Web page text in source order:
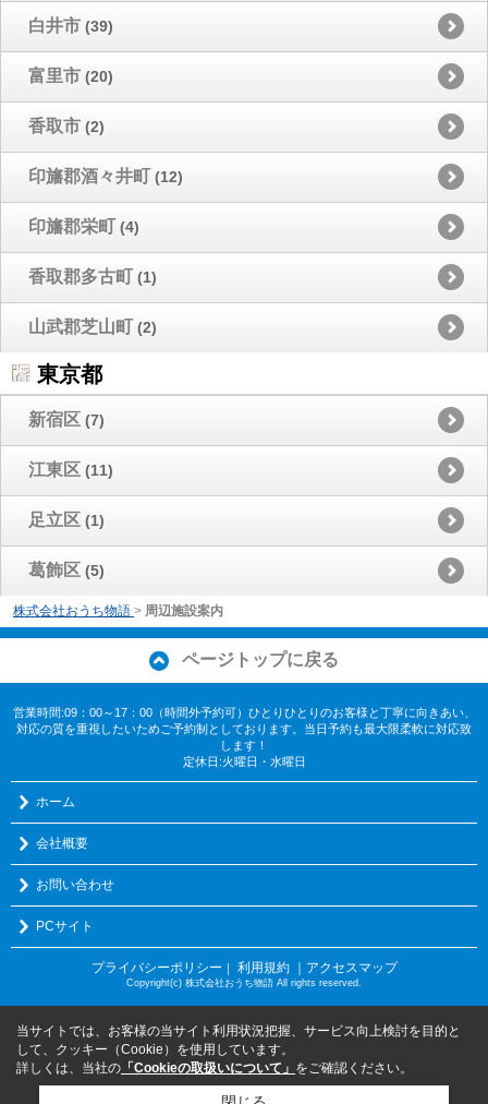
白井市 (39)
富里市 (20)
香取市 (2)
印旛郡酒々井町 (12)
印旛郡栄町 (4)
香取郡多古町 (1)
山武郡芝山町 (2)
東京都
新宿区 (7)
江東区 (11)
足立区 (1)
葛飾区 (5)
株式会社おうち物語 > 周辺施設案内
ページトップに戻る
営業時間:09：00～17：00（時間外予約可）ひとりひとりのお客様と丁寧に向きあい、
対応の質を重視したいためご予約制としております。当日予約も最大限柔軟に対応致
します！
定休日:火曜日・水曜日
ホーム
会社概要
お問い合わせ
PCサイト
プライバシーポリシー ｜ 利用規約 ｜アクセスマップ
Copyright(c) 株式会社おうち物語 All rights reserved.
当サイトでは、お客様の当サイト利用状況把握、サービス向上検討を目的と
して、クッキー（Cookie）を使用しています。
詳しくは、当社の 「Cookieの取扱いについて」 をご確認ください。